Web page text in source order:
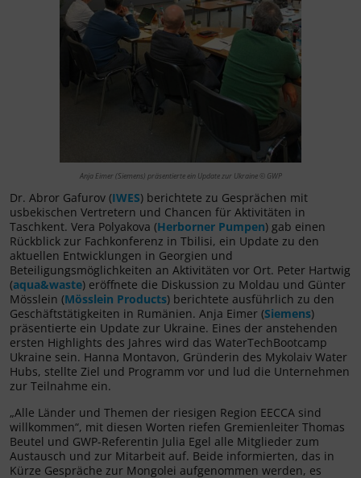
Anja Eimer (Siemens) präsentierte ein Update zur Ukraine © GWP
Dr. Abror Gafurov (IWES) berichtete zu Gesprächen mit
usbekischen Vertretern und Chancen für Aktivitäten in
Taschkent. Vera Polyakova (Herborner Pumpen) gab einen
Rückblick zur Fachkonferenz in Tbilisi, ein Update zu den
aktuellen Entwicklungen in Georgien und
Beteiligungsmöglichkeiten an Aktivitäten vor Ort. Peter Hartwig
(aqua&waste) eröffnete die Diskussion zu Moldau und Günter
Mösslein (Mösslein Products) berichtete ausführlich zu den
Geschäftstätigkeiten in Rumänien. Anja Eimer (Siemens)
präsentierte ein Update zur Ukraine. Eines der anstehenden
ersten Highlights des Jahres wird das WaterTechBootcamp
Ukraine sein. Hanna Montavon, Gründerin des Mykolaiv Water
Hubs, stellte Ziel und Programm vor und lud die Unternehmen
zur Teilnahme ein.
„Alle Länder und Themen der riesigen Region EECCA sind
willkommen“, mit diesen Worten riefen Gremienleiter Thomas
Beutel und GWP-Referentin Julia Egel alle Mitglieder zum
Austausch und zur Mitarbeit auf. Beide informierten, das in
Kürze Gespräche zur Mongolei aufgenommen werden, es